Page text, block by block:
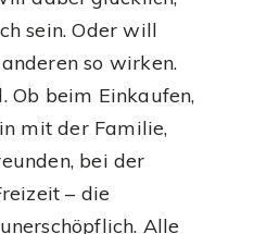
sein. Oder will
so wirken.
Ob beim Einkaufen,
mit der Familie,
bei der
– die
Alle